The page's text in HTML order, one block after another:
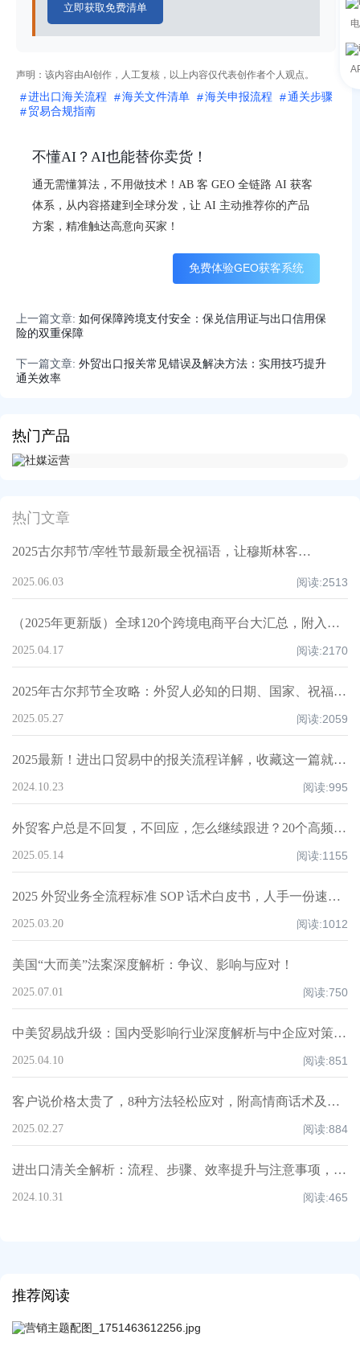
热门产品
热门文章
2025古尔邦节/宰牲节最新最全祝福语，让穆斯林客户记住你！
2025.06.03 阅读:2513
（2025年更新版）全球120个跨境电商平台大汇总，附入驻要求、注册门槛和适合品类！
2025.04.17 阅读:2170
2025年古尔邦节全攻略：外贸人必知的日期、国家、祝福技巧与禁忌清单！
2025.05.27 阅读:2059
2025最新！进出口贸易中的报关流程详解，收藏这一篇就够了！
2024.10.23 阅读:995
外贸客户总是不回复，不回应，怎么继续跟进？20个高频场景实操指南！
2025.05.14 阅读:1155
2025 外贸业务全流程标准 SOP 话术白皮书，人手一份速领！
2025.03.20 阅读:1012
美国“大而美”法案深度解析：争议、影响与应对！
2025.07.01 阅读:750
中美贸易战升级：国内受影响行业深度解析与中企应对策略！
2025.04.10 阅读:851
客户说价格太贵了，8种方法轻松应对，附高情商话术及案例！
2025.02.27 阅读:884
进出口清关全解析：流程、步骤、效率提升与注意事项，超全知识点汇总！
2024.10.31 阅读:465
推荐阅读
立即获取免费清单
声明：该内容由AI创作，人工复核，以上内容仅代表创作者个人观点。
进出口海关流程 海关文件清单 海关申报流程
通关步骤
贸易合规指南
不懂AI？AI也能替你卖货！
通无需懂算法，不用做技术！AB 客 GEO 全链路 AI 获客
体系，从内容搭建到全球分发，让 AI 主动推荐你的产品
方案，精准触达高意向买家！
免费体验GEO获客系统
上一篇文章: 如何保障跨境支付安全：保兑信用证与出口信用保
险的双重保障
下一篇文章: 外贸出口报关常见错误及解决方法：实用技巧提升
通关效率